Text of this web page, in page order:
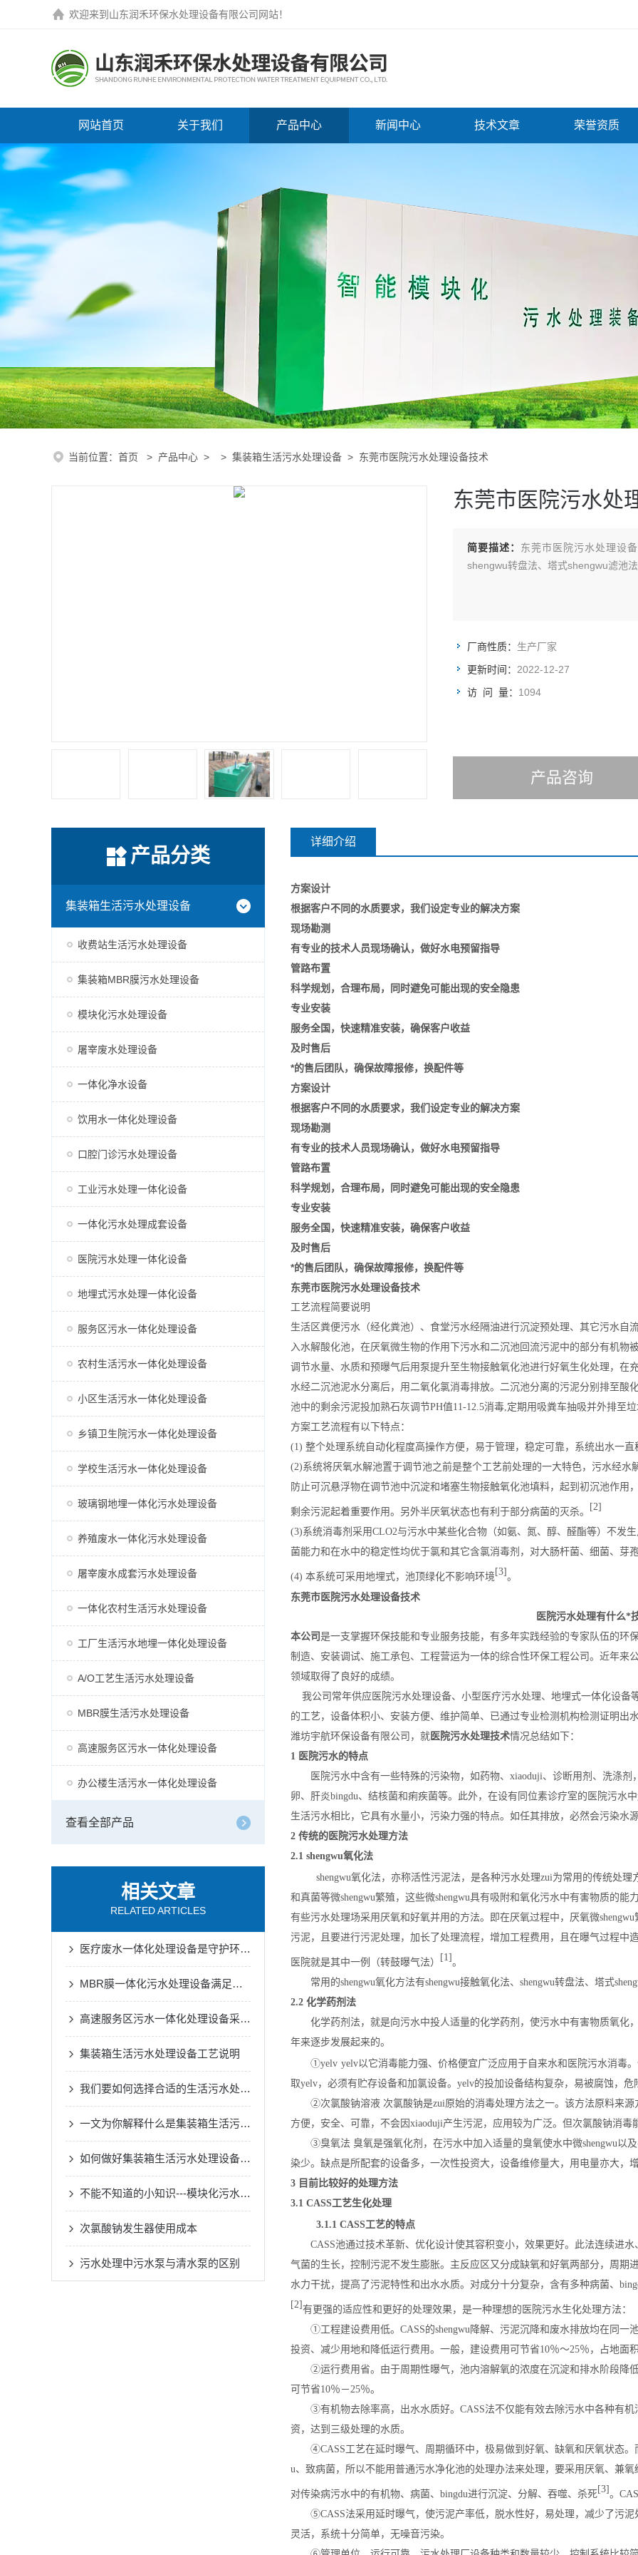
欢迎来到 山东润禾环保水处理设备有限公司网站！
网站首页 关于我们 产品中心 新闻中心 技术文章 荣誉资质
当前位置： 首页 > 产品中心 > > 集装箱生活污水处理设备 > 东莞市医院污水处理设备技术
东莞市医院污水处
简要描述： 东莞市医院污水处理设
shengwu转盘法、塔式shengwu滤池
厂商性质： 生产厂家
更新时间： 2022-12-27
访 问 量： 1094
产品咨询
产品分类
集装箱生活污水处理设备
收费站生活污水处理设备
集装箱MBR膜污水处理设备
模块化污水处理设备
屠宰废水处理设备
一体化净水设备
饮用水一体化处理设备
口腔门诊污水处理设备
工业污水处理一体化设备
一体化污水处理成套设备
医院污水处理一体化设备
地埋式污水处理一体化设备
服务区污水一体化处理设备
农村生活污水一体化处理设备
小区生活污水一体化处理设备
乡镇卫生院污水一体化处理设备
学校生活污水一体化处理设备
玻璃钢地埋一体化污水处理设备
养殖废水一体化污水处理设备
屠宰废水成套污水处理设备
一体化农村生活污水处理设备
工厂生活污水地埋一体化处理设备
A/O工艺生活污水处理设备
MBR膜生活污水处理设备
高速服务区污水一体化处理设备
办公楼生活污水一体化处理设备
查看全部产品
相关文章
RELATED ARTICLES
医疗废水一体化处理设备是守护环境的健康防线
MBR膜一体化污水处理设备满足各种工业废水的处理需求
高速服务区污水一体化处理设备采用了的生物处理技术
集装箱生活污水处理设备工艺说明
我们要如何选择合适的生活污水处理设备
一文为你解释什么是集装箱生活污水处理设备
如何做好集装箱生活污水处理设备的一切安全措施？
不能不知道的小知识---模块化污水处理设备的正确安装方法
次氯酸钠发生器使用成本
污水处理中污水泵与清水泵的区别
详细介绍
方案设计
根据客户不同的水质要求，我们设定专业的解决方案
现场勘测
有专业的技术人员现场确认，做好水电预留指导
管路布置
科学规划，合理布局，同时避免可能出现的安全隐患
专业安装
服务全国，快速精准安装，确保客户收益
及时售后
*的售后团队，确保故障报修，换配件等
方案设计
根据客户不同的水质要求，我们设定专业的解决方案
现场勘测
有专业的技术人员现场确认，做好水电预留指导
管路布置
科学规划，合理布局，同时避免可能出现的安全隐患
专业安装
服务全国，快速精准安装，确保客户收益
及时售后
*的售后团队，确保故障报修，换配件等
东莞市医院污水处理设备技术
工艺流程简要说明
生活区粪便污水（经化粪池）、食堂污水经隔油进行沉淀预处理、其它污水自
入水解酸化池，在厌氧微生物的作用下污水和二沉池回流污泥中的部分有机
调节水量、水质和预曝气后用泵提升至生物接触氧化池进行好氧生化处理，在
水经二沉池泥水分离后，用二氧化氯消毒排放。二沉池分离的污泥分别排至酸
池中的剩余污泥投加熟石灰调节PH值11-12.5消毒,定期用吸粪车抽吸并外排至
方案工艺流程有以下特点：
(1) 整个处理系统自动化程度高操作方便，易于管理，稳定可靠，系统出水一
(2)系统将厌氧水解池置于调节池之前是整个工艺前处理的一大特色，污水经
防止可沉悬浮物在调节池中沉淀和堵塞生物接触氧化池填料，起到初沉池作
剩余污泥起着重要作用。另外半厌氧状态也有利于部分病菌的灭杀。 [2]
(3)系统消毒剂采用CLO2与污水中某些化合物（如氨、氮、醇、醛酯等）不发
菌能力和在水中的稳定性均优于氯和其它含氯消毒剂，对大肠杆菌、细菌、芽
(4) 本系统可采用地埋式，池顶绿化不影响环境 [3]。
东莞市医院污水处理设备技术
医院污水处理有什么*
本公司 是一支掌握环保技能和专业服务技能，有多年实践经验的专家队伍的环
制造、安装调试、施工承包、工程营运为一体的综合性环保工程公司。近年来
领域取得了良好的成绩。
我公司常年供应医院污水处理设备、小型医疗污水处理、地埋式一体化设备
的工艺，设备体积小、安装方便、维护简单、已通过专业检测机构检测证明
潍坊宇航环保设备有限公司，就 医院污水处理技术情况总结如下：
1 医院污水的特点
医院污水中含有一些特殊的污染物，如药物、xiaoduji、诊断用剂、洗涤剂
卵、肝炎bingdu、结核菌和痢疾菌等。此外，在设有同位素诊疗室的医院污水
生活污水相比，它具有水量小，污染力强的特点。如任其排放，必然会污染水
2 传统的医院污水处理方法
2.1 shengwu氧化法
shengwu氧化法，亦称活性污泥法，是各种污水处理zui为常用的传统处
和真菌等微shengwu繁殖，这些微shengwu具有吸附和氧化污水中有害物质的
有些污水处理场采用厌氧和好氧并用的方法。即在厌氧过程中，厌氧微
污泥，且要进行污泥处理，加长了处理流程，增加工程费用，且在曝气过程中
医院就是其中一例（转鼓曝气法） [1]。
常用的shengwu氧化方法有shengwu接触氧化法、shengwu转盘法、塔式
2.2 化学药剂法
化学药剂法，就是向污水中投人适量的化学药剂，使污水中有害物质氧化
年来逐步发展起来的。
①yelv yelv以它消毒能力强、价格便宜广泛应用于自来水和医院污水消毒
取yelv，必须有贮存设备和加氯设备。yelv的投加设备结构复杂，易被腐蚀，
②次氯酸钠溶液 次氯酸钠是zui原始的消毒处理方法之一。该方法原料来源
方便，安全、可靠，不会因xiaoduji产生污泥，应用较为广泛。但次氯酸钠消
③臭氧法 臭氧是强氧化剂，在污水中加入适量的臭氧使水中微shengwu以
染少。缺点是所配套的设备多，一次性投资大，设备维修量大，用电量亦大，
3 目前比较好的处理方法
3.1 CASS工艺生化处理
3.1.1 CASS工艺的特点
CASS池通过技术革新、优化设计使其容积变小，效果更好。此法连续进水
气菌的生长，控制污泥不发生膨胀。主反应区又分成缺氧和好氧两部分，周期
水力干扰，提高了污泥特性和出水水质。对成分十分复杂，含有多种病菌、
[2]有更强的适应性和更好的处理效果，是一种理想的医院污水生化处理方法：
①工程建设费用低。CASS的shengwu降解、污泥沉降和废水排放均在同一
投资、减少用地和降低运行费用。一般，建设费用可节省10％～25％，占地面
②运行费用省。由于周期性曝气，池内溶解氧的浓度在沉淀和排水阶段降
可节省10％－25％。
③有机物去除率高，出水水质好。CASS法不仅能有效去除污水中各种有机
资，达到三级处理的水质。
④CASS工艺在延时曝气、周期循环中，极易做到好氧、缺氧和厌氧状态。
u、致病菌，所以不能用普通污水净化池的处理办法来处理，要采用厌氧、兼
对传染病污水中的有机物、病菌、bingdu进行沉淀、分解、吞噬、杀死[3]。
⑤CASS法采用延时曝气，使污泥产率低，脱水性好，易处理，减少了污泥
灵活，系统十分简单，无噪音污染。